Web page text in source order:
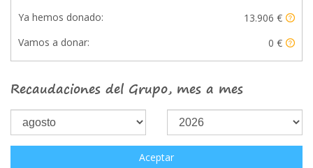
Ya hemos donado:
13.906 €
Vamos a donar:
0 €
Recaudaciones del Grupo, mes a mes
Aceptar